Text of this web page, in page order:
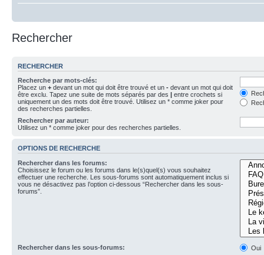
Rechercher
RECHERCHER
Recherche par mots-clés:
Placez un + devant un mot qui doit être trouvé et un - devant un mot qui doit
être exclu. Tapez une suite de mots séparés par des | entre crochets si
uniquement un des mots doit être trouvé. Utilisez un * comme joker pour
des recherches partielles.
Rechercher par auteur:
Utilisez un * comme joker pour des recherches partielles.
OPTIONS DE RECHERCHE
Rechercher dans les forums:
Choisissez le forum ou les forums dans le(s)quel(s) vous souhaitez
effectuer une recherche. Les sous-forums sont automatiquement inclus si
vous ne désactivez pas l’option ci-dessous “Rechercher dans les sous-
forums”.
Rechercher dans les sous-forums:
Oui